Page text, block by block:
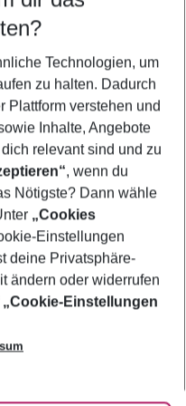
Technologien, um
zu halten. Dadurch
Plattform verstehen und
Inhalte, Angebote
relevant sind und zu
, wenn du
Nötigste? Dann wähle
„Cookies
Einstellungen
deine Privatsphäre-
ändern oder widerrufen
„Cookie-Einstellungen